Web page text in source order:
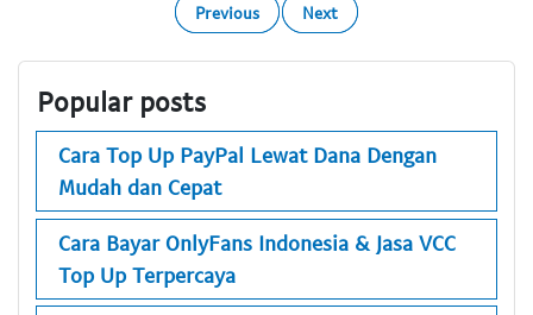
Previous Next
Popular posts
Cara Top Up PayPal Lewat Dana Dengan
Mudah dan Cepat
Cara Bayar OnlyFans Indonesia & Jasa VCC
Top Up Terpercaya